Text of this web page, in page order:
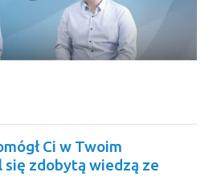
Ci w Twoim
się zdobytą wiedzą ze